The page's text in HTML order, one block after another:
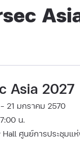
Asia 2027
21 มกราคม 2570
น.
ศูนย์การประชุมแ